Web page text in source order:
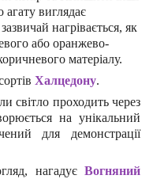
виглядає
нагрівається, як
або оранжево-
матеріалу.
Халцедону.
світло проходить через
на унікальний
для демонстрації
нагадуєВогняний